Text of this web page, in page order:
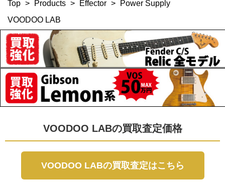
Top > Products > Effector >
Power Supply
VOODOO LAB
VOODOO LABの買取査定価格
VOODOO LABの買取査定はこちら